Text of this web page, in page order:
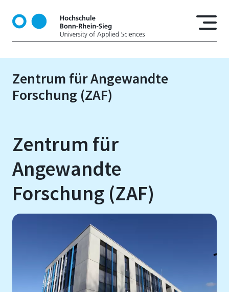
k
Zentrum für Angewandte
Forschung (ZAF)
Zentrum für
Angewandte
Forschung (ZAF)